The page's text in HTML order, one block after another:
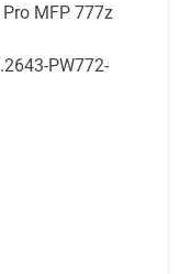
MFP 777z
PW772-